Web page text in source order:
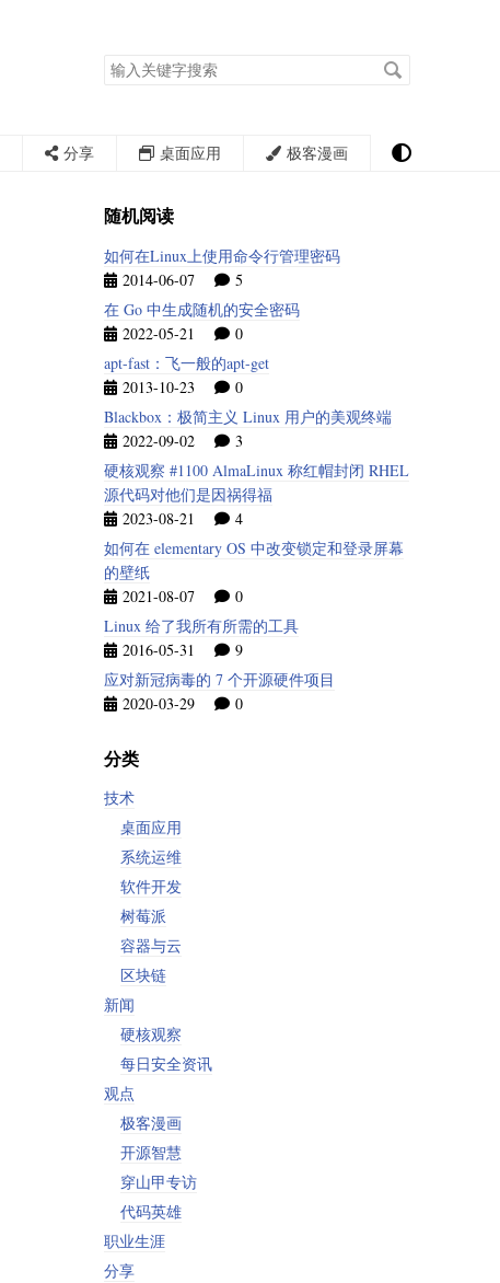
搜
索
分享 桌面应用 极客漫画
随机阅读
如何在Linux上使用命令行管理密码
2014-06-07
5
在 Go 中生成随机的安全密码
2022-05-21
0
apt-fast：飞一般的apt-get
2013-10-23
0
Blackbox：极简主义 Linux 用户的美观终端
2022-09-02
3
硬核观察 #1100 AlmaLinux 称红帽封闭 RHEL
源代码对他们是因祸得福
2023-08-21
4
如何在 elementary OS 中改变锁定和登录屏幕
的壁纸
2021-08-07
0
Linux 给了我所有所需的工具
2016-05-31
9
应对新冠病毒的 7 个开源硬件项目
2020-03-29
0
分类
技术
桌面应用
系统运维
软件开发
树莓派
容器与云
区块链
新闻
硬核观察
每日安全资讯
观点
极客漫画
开源智慧
穿山甲专访
代码英雄
职业生涯
分享